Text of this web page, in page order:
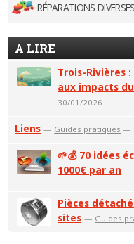
RÉPARATIONS DIVERSES
A LIRE
Trois-Rivières
aux impacts
30/01/2026
Liens — Guides pratiques —
🌱💰 70 idées
1000€ par an —
Pièces
sites — Guides